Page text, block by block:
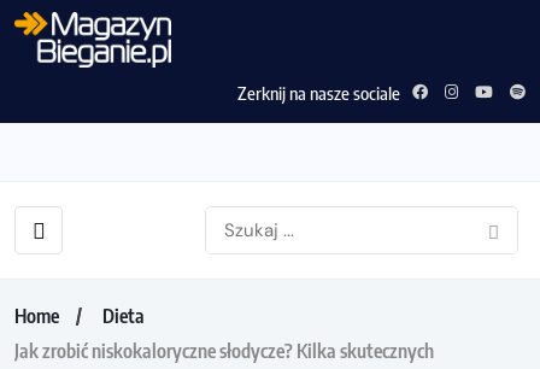
Zerknij na nasze sociale
Home
Dieta
Jak zrobić niskokaloryczne słodycze? Kilka skutecznych